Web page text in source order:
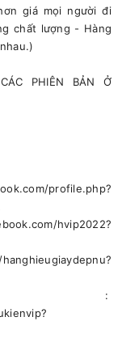
giá mọi người đi
chất lượng - Hàng
PHIÊN BẢN Ở
profile.php?
hvip2022?
: